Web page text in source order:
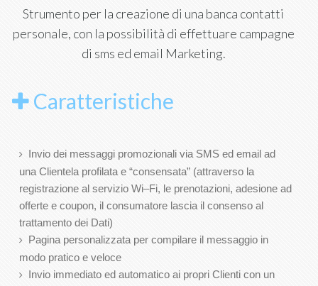
Strumento per la creazione di una banca contatti
personale, con la possibilità di effettuare campagne
di sms ed email Marketing.
Caratteristiche
Invio dei messaggi promozionali via SMS ed email ad
una Clientela profilata e “consensata” (attraverso la
registrazione al servizio Wi–Fi, le prenotazioni, adesione ad
offerte e coupon, il consumatore lascia il consenso al
trattamento dei Dati)
Pagina personalizzata per compilare il messaggio in
modo pratico e veloce
Invio immediato ed automatico ai propri Clienti con un